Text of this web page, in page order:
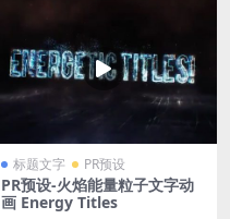
标题文字 PR预设
PR预设-火焰能量粒子文字动
画 Energy Titles